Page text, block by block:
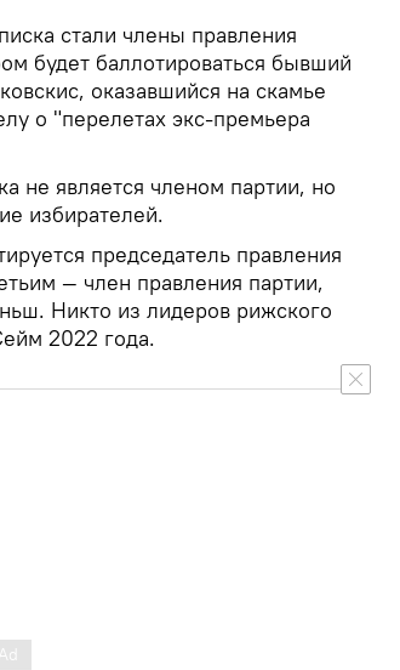
стали члены правления
будет баллотироваться бывший
оказавшийся на скамье
о "перелетах экс-премьера
не является членом партии, но
избирателей.
председатель правления
— член правления партии,
Никто из лидеров рижского
2022 года.